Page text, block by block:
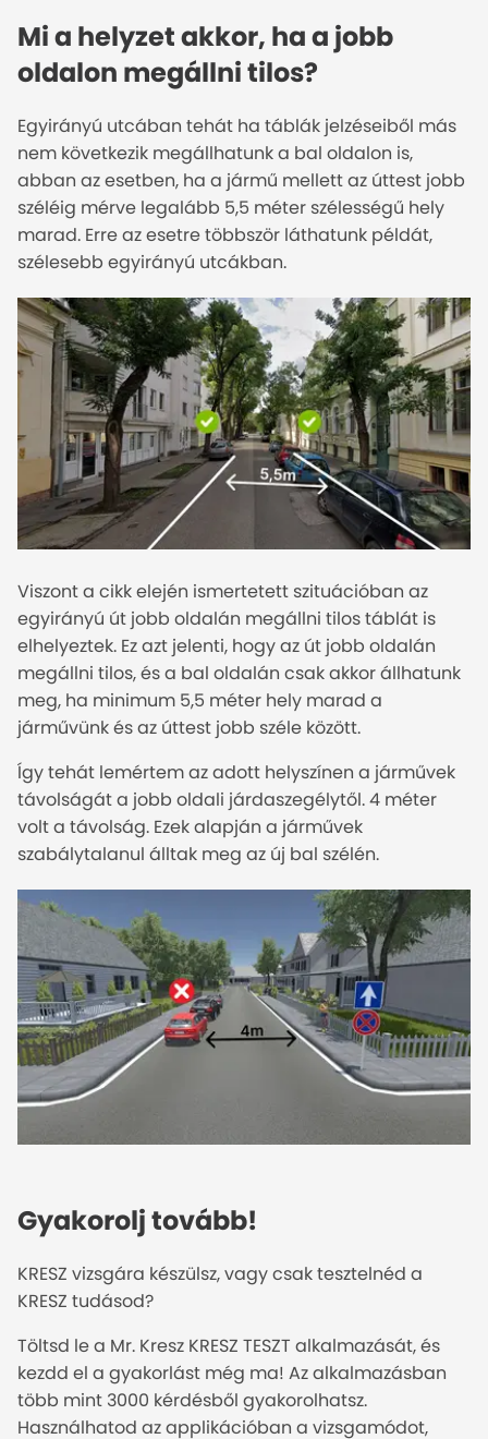
Mi a helyzet akkor, ha a jobb
oldalon megállni tilos?
Egyirányú utcában tehát ha táblák jelzéseiből más
nem következik megállhatunk a bal oldalon is,
abban az esetben, ha a jármű mellett az úttest jobb
széléig mérve legalább 5,5 méter szélességű hely
marad. Erre az esetre többször láthatunk példát,
szélesebb egyirányú utcákban.
Viszont a cikk elején ismertetett szituációban az
egyirányú út jobb oldalán megállni tilos táblát is
elhelyeztek. Ez azt jelenti, hogy az út jobb oldalán
megállni tilos, és a bal oldalán csak akkor állhatunk
meg, ha minimum 5,5 méter hely marad a
járművünk és az úttest jobb széle között.
Így tehát lemértem az adott helyszínen a járművek
távolságát a jobb oldali járdaszegélytől. 4 méter
volt a távolság. Ezek alapján a járművek
szabálytalanul álltak meg az új bal szélén.
Gyakorolj tovább!
KRESZ vizsgára készülsz, vagy csak tesztelnéd a
KRESZ tudásod?
Töltsd le a Mr. Kresz KRESZ TESZT alkalmazását, és
kezdd el a gyakorlást még ma! Az alkalmazásban
több mint 3000 kérdésből gyakorolhatsz.
Használhatod az applikációban a vizsgamódot,